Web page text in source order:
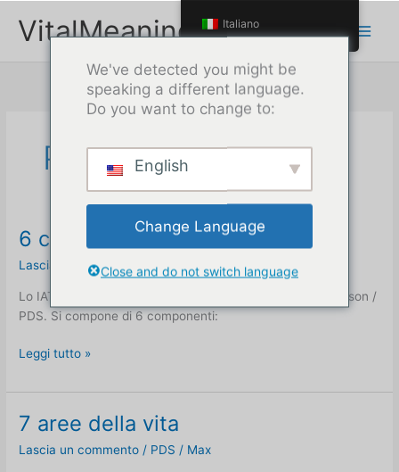
VitalMeaning
PDS
6 componenti dello IAT
Lascia un commento PDS Max
Lo IAT è la teoria integrata dell'attaccamento di Thais Gibson /
PDS. Si compone di 6 componenti:
6
dello
IAT
Leggi tutto »
7 aree della vita
Lascia un commento / PDS / Max
Italiano
We've detected you might be
speaking a different language.
Do you want to change to:
English
Change Language
Close and do not switch language